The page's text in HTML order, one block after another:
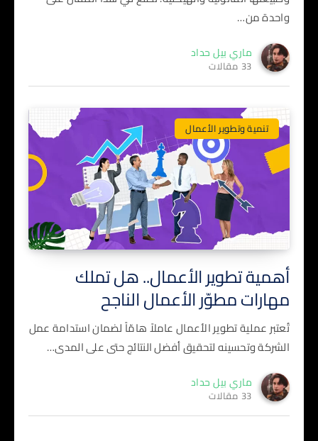
واحدة من…
ماري بيل حداد
33 مقالات
تنمية وتطوير الأعمال
أهمية تطوير الأعمال.. هل تملك
مهارات مطوّر الأعمال الناجح
تُعتبر عملية تطوير الأعمال عاملاً هامّاً لضمان استدامة عمل
الشركة وتحسينه لتحقيق أفضل النتائج حتى على المدى…
ماري بيل حداد
33 مقالات